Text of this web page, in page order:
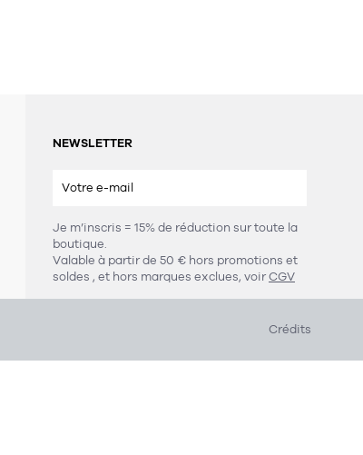
NEWSLETTER
Je m’inscris = 15% de réduction sur toute la
boutique.
Valable à partir de 50 € hors promotions et
soldes , et hors marques exclues, voirCGV
Crédits